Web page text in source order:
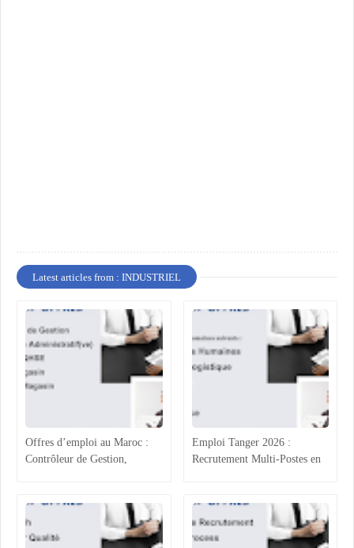
Latest articles from : INDUSTRIEL
Offres d’emploi au Maroc :
Contrôleur de Gestion,
Emploi Tanger 2026 :
Recrutement Multi-Postes en